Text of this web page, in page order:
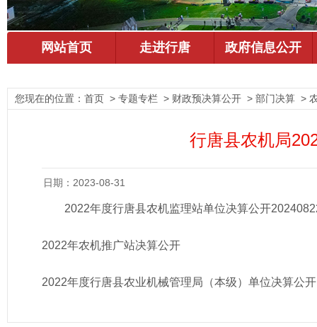
您现在的位置： 首页 > 专题专栏 > 财政预决算公开 > 部门决算 >
行唐县农机局
日期：2023-08-31
2022年度行唐县农机监理站单位决算公开
2022年农机推广站决算公开
2022年度行唐县农业机械管理局（本级）单位决算公开